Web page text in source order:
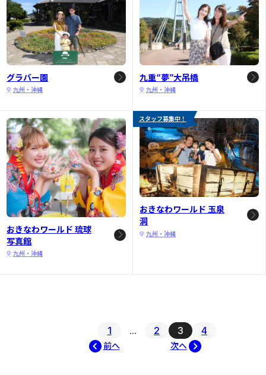
グラバー園
九州・沖縄
九重“夢”大吊橋
九州・沖縄
おきなわワールド 琉球
写真館
九州・沖縄
スタッフ募集中！
おきなわワールド 玉泉
洞
九州・沖縄
前へ
1 ... 2 3 4
次へ